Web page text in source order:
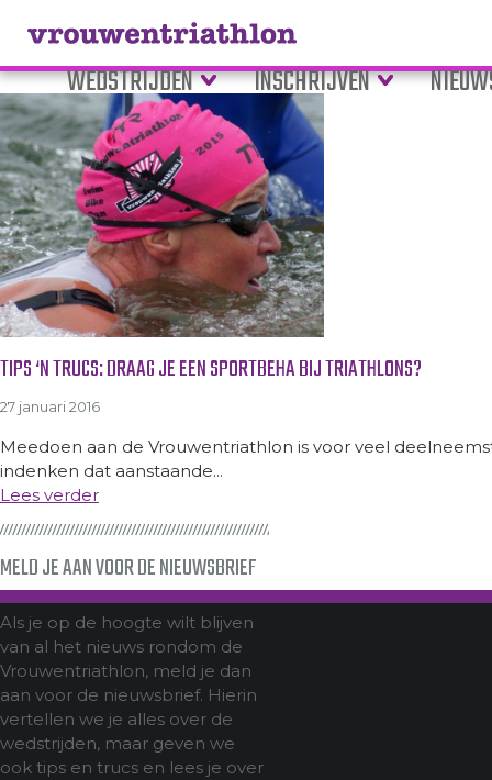
WEDSTRIJDEN INSCHRIJVEN
Tag Archive: sportbeha
TIPS ‘N TRUCS: DRAAG JE EEN SPORTBEHA BIJ TRIATHLONS?
27 januari 2016
Meedoen aan de Vrouwentriathlon is voor veel
indenken dat aanstaande...
Lees verder
MELD JE AAN VOOR DE NIEUWSBRIEF
Als je op de hoogte wilt blijven
van al het nieuws rondom de
Vrouwentriathlon, meld je dan
aan voor de nieuwsbrief. Hierin
vertellen we je alles over de
wedstrijden, maar geven we
ook tips en trucs en lees je over